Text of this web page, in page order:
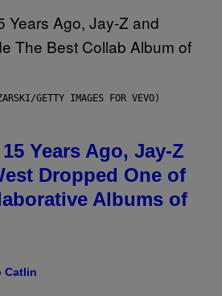
GETTY IMAGES FOR VEVO)
Years Ago, Jay-Z
Dropped One of
Albums of
Catlin